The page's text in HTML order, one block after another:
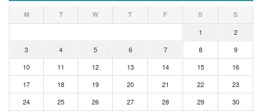
M T W T F S S
1
2
3
4 5 6 7 8
9
10
11 12 13 14 15
16
17
18 19 20 21 22
23
24
25 26 27 28 29
30